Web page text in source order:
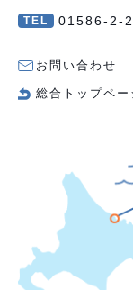
TEL 01586-2-
お問い合わせ
総合トップペー